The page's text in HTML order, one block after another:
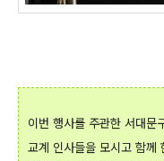
이번 행사를 주관한 서대문
교계 인사들을 모시고 함께